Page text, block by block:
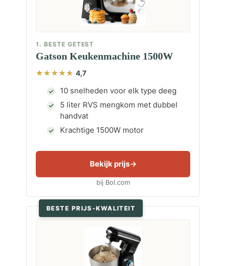
1. BESTE GETEST
Gatson Keukenmachine 1500W
4,7
10 snelheden voor elk type deeg
5 liter RVS mengkom met dubbel
handvat
Krachtige 1500W motor
Bekijk prijs
bij Bol.com
BESTE PRIJS-KWALITEIT